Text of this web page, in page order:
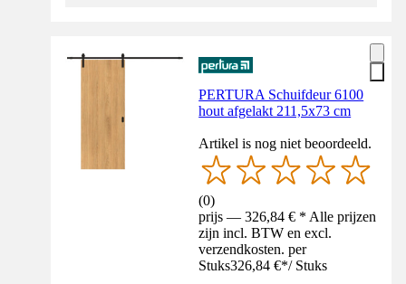
PERTURA Schuifdeur 6100
hout afgelakt 211,5x73 cm
Artikel is nog niet beoordeeld.
(0)
prijs — 326,84 € * Alle prijzen
zijn incl. BTW en excl.
verzendkosten. per
Stuks326,84 €*/ Stuks